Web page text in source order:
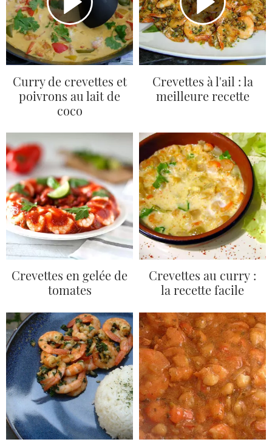
Curry de crevettes et
poivrons au lait de
coco
Crevettes à l'ail : la
meilleure recette
Crevettes en gelée de
tomates
Crevettes au curry :
la recette facile